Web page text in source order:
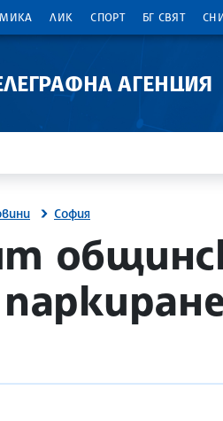
ЛИК СПОРТ БГ СВЯТ
АГЕНЦИЯ
София